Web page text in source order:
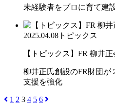
未経験者をプロに育て建
2025.04.08 トピックス
【トピックス】FR 柳井
柳井正氏創設のFR財団が
支援を強化
1 2 3 4 5 6